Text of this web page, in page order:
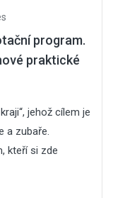
program.
praktické
jehož cílem je
a zubaře.
kteří si zde